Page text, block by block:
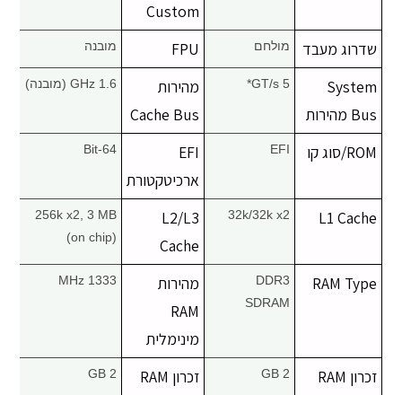
שירות תיקונים למכשירי אפל
מדריכים
יצירת קשר
Custom
שדרוג מעבד מולחם FPU מובנה
System
Bus מהירות
5 GT/s*
מהירות
Cache Bus
1.6 GHz (מובנה)
ROM/סוג קו EFI
EFI
ארכיטקטורת
64-Bit
L1 Cache
32k/32k x2
L2/L3
Cache
256k x2, 3 MB
(on chip)
RAM Type
DDR3
SDRAM
מהירות
RAM
מינימלית
1333 MHz
זכרון RAM
2 GB
זכרון RAM
2 GB